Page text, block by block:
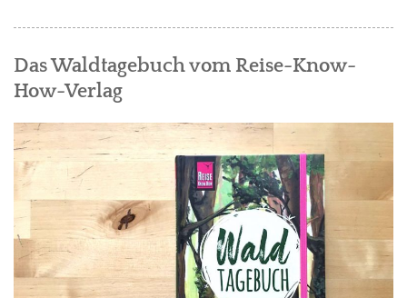
die
Seele
-
Buchtipp"
Das Waldtagebuch vom Reise-Know-
How-Verlag